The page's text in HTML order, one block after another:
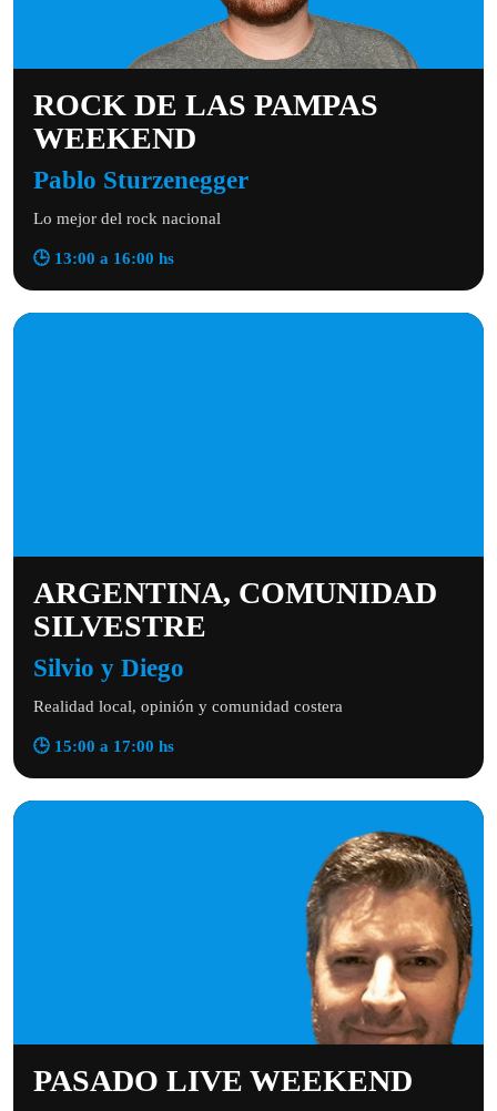
ROCK DE LAS PAMPAS
WEEKEND
Pablo Sturzenegger
Lo mejor del rock nacional
🕒 13:00 a 16:00 hs
ARGENTINA, COMUNIDAD
SILVESTRE
Silvio y Diego
Realidad local, opinión y comunidad costera
🕒 15:00 a 17:00 hs
PASADO LIVE WEEKEND